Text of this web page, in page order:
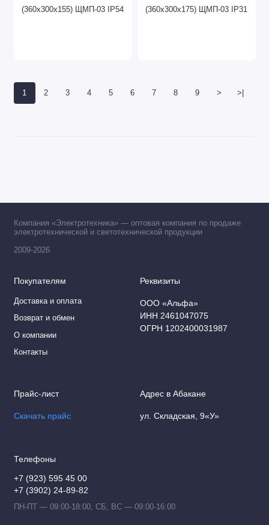
(360х300х155) ЩМП-03 IP54 (360х300х175) ЩМП-03 IP31
1 2 3 4 5 6 7 8 9 > >|
Компания «Электротехника» — оптовая компания по продаже
электротехнической и светотехнической продукции
2009-2026
Покупателям
Доставка и оплата
Возврат и обмен
О компании
Контакты
Реквизиты
ООО «Альфа»
ИНН 2461047075
ОГРН 1202400031987
Прайс-лист
Скачать прайс
Адрес в Абакане
ул. Складская, 9«У»
Телефоны
+7 (923) 595 45 00
+7 (3902) 24-89-82
ПН-ПТ — 09:00-18:00, СБ, ВС — 09:00-16:00